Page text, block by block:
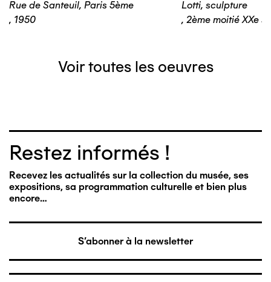
Rue de Santeuil, Paris 5ème
, 1950
Lotti, sculpture
, 2ème moitié XXe
Voir toutes les oeuvres
Restez informés !
Recevez les actualités sur la collection du musée, ses
expositions, sa programmation culturelle et bien plus
encore…
S'abonner à la newsletter